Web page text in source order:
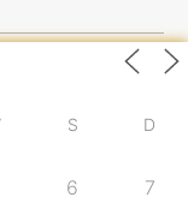
S D
6 7